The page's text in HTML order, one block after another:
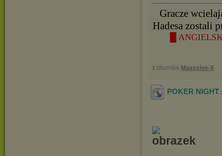
Gracze
Hadesa zostali
█
z chomika Maassive-X
POKER NIGHT